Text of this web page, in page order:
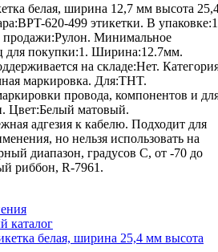
белая, ширина 12,7 мм высота
620-499 этикетки. В упаковке:1
Минимальное
для покупки:1. Ширина:12.7мм.
на складе:Нет.
маркировка. Для:THT.
провода, компонентов и
Цвет:Белый матовый.
адгезия к кабелю. Подходит для
но нельзя использовать на
диапазон, градусов С, от -70 до
риббон, R-7961.
каталог